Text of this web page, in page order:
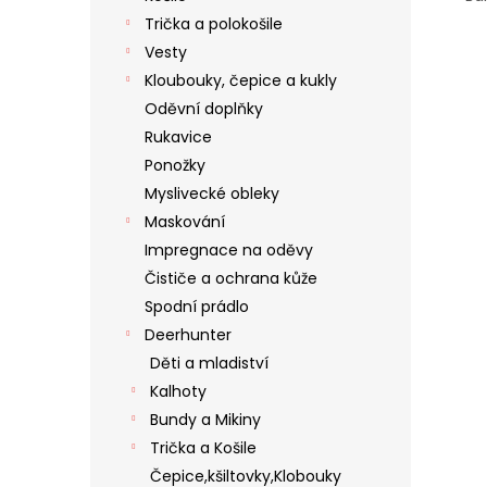
Trička a polokošile
Vesty
Kloubouky, čepice a kukly
Oděvní doplňky
Rukavice
Ponožky
Myslivecké obleky
Maskování
Impregnace na oděvy
Čističe a ochrana kůže
Spodní prádlo
Deerhunter
Děti a mladiství
Kalhoty
Bundy a Mikiny
Trička a Košile
Čepice,kšiltovky,Klobouky